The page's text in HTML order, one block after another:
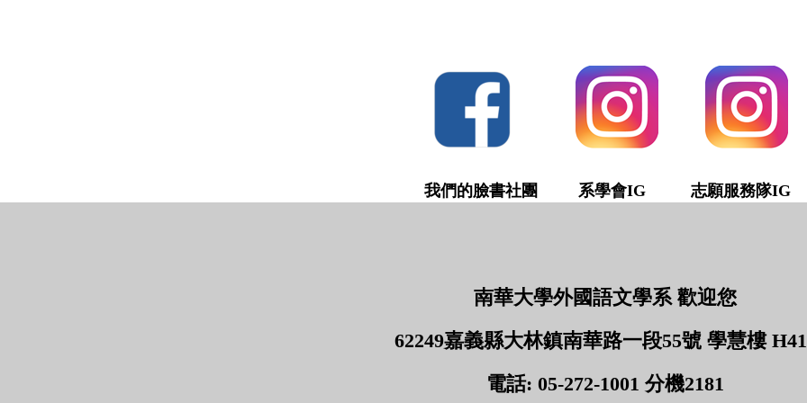
我們的臉書社團 系學會IG 志願服務隊IG
南華大學外國語文學系 歡迎您
62249嘉義縣大林鎮南華路一段55號 學慧樓
電話: 05-272-1001 分機2181